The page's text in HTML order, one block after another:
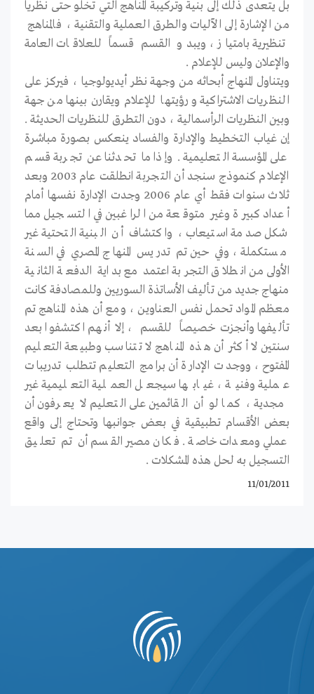
بل يتعدى ذلك إلى بنية وتركيبة المناهج التي تخلو حتى نظرياً
من الإشارة إلى الآليات والطرق العملية والتقنية ، فالمناهج
تنظيرية بامتياز ، ويبدو القسم قسماً للعلاقات العامة
والإعلان وليس للإعلام .
ويتناول المنهاج أبحاثه من وجهة نظر أيديولوجيا ، فيركز على
النظريات الاشتراكية و رؤيتها للإعلام ويقارن بينها من جهة
وبين النظريات الرأسمالية ، دون التطرق للنظريات الحديثة .
إن غياب التخطيط والإدارة والفساد ينعكس بصورة مباشرة
على المؤسسة التعليمية . وإذا ما تحدثنا عن تجربة قسم
الإعلام كنموذج سنجد أن التجربة انطلقت عام 2003 وبعد
ثلاث سنوات فقط أي عام 2006 وجدت الإدارة نفسها أمام
أعداد كبيرة وغير متوقعة من الراغبين في التسجيل مما
شكل صدمة استيعاب ، واكتشاف أن البنية التحتية غير
مستكملة ، وفي حين تم تدريس المنهاج المصري في السنة
الأولى من انطلاق التجربة اعتمد مع بداية الدفعة الثانية
منهاج جديد من تأليف الأساتذة السوريين وللمصادفة كانت
معظم المواد تحمل نفس العناوين ، ومع أن هذه المناهج تم
تأليفها وأنجزت خصيصاً للقسم ، إلا أنهم اكتشفوا بعد
سنتين لا أكثر أن هذه المناهج لا تتناسب وطبيعة التعليم
المفتوح ، ووجدت الإدارة أن برامج التعليم تتطلب تدريبات
عملية وفنية ، غيابها سيجعل العملية التعليمية غير
مجدية ، كما لو أن القائمين على التعليم لا يعرفون أن
بعض الأقسام تطبيقية في بعض جوانبها وتحتاج إلى واقع
عملي ومعدات خاصة . فكان مصير القسم أن تم تعليق
التسجيل به لحل هذه المشكلات .
11/01/2011